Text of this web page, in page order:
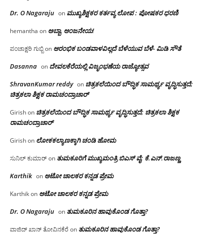
Dr. O Nagaraju on ಮುಖ್ಯಶಿಕ್ಷಕರ ಕರ್ತವ್ಯ ಲೋಪ : ಪೋಷಕರ ಧರಣಿ
hemantha on ಅಬ್ಬಾ, ಆಂಜನೇಯ!
ಪಂಚಾಕ್ಷರಿ ಗುಬ್ಬಿon ಆರಂಭಿಕ ಬಂಡವಾಳವಿಲ್ಲದೆ ಬೆಳೆಯುವ ಬೆಳೆ- ಮಿಡಿ ಸೌತೆ
Dasanna on ದೇವಲಕೆರೆಯಲ್ಲಿ ವಿಜೃಂಭಣೆಯ ರಾಜ್ಯೋತ್ಸವ
ShravanKumar reddy on ಚಿತ್ರಕಲೆಯಿಂದ ಬೌದ್ಧಿಕ ಸಾಮರ್ಥ್ಯ ವೃದ್ಧಿಸುತ್ತದೆ;
ಚಿತ್ರಕಲಾ ಶಿಕ್ಷಕ ರಾಮಚಂದ್ರಾಚಾರ್
Girishon ಚಿತ್ರಕಲೆಯಿಂದ ಬೌದ್ಧಿಕ ಸಾಮರ್ಥ್ಯ ವೃದ್ಧಿಸುತ್ತದೆ; ಚಿತ್ರಕಲಾ ಶಿಕ್ಷಕ
ರಾಮಚಂದ್ರಾಚಾರ್
Girishon ಲೋಕಕಲ್ಯಾಣಕ್ಕಾಗಿ ಚಂಡಿ ಹೋಮ
ಸುನಿಲ್ ಕುಮಾರ್on ತುಮಕೂರಿಗೆ ಮುಖ್ಯಮಂತ್ರಿ ಬಿಎಸ್ ವೈ: ಕೆ.ಎನ್.ರಾಜಣ್ಣ
Karthik on ಆಟೋ ಚಾಲಕರ ಕನ್ನಡ ಪ್ರೇಮ
Karthikon ಆಟೋ ಚಾಲಕರ ಕನ್ನಡ ಪ್ರೇಮ
Dr. O Nagaraju on ತುಮಕೂರಿನ ಹಾವುಕೊಂಡ ಗೊತ್ತಾ?
ವಾಜಿದ್ ಖಾನ್ ತೋವಿನಕೆರೆ on ತುಮಕೂರಿನ ಹಾವುಕೊಂಡ ಗೊತ್ತಾ?